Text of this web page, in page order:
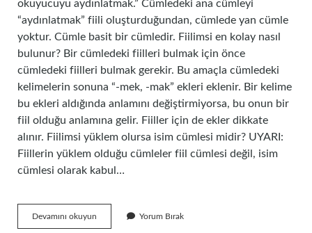
okuyucuyu aydınlatmak.” Cümledeki ana cümleyi
“aydınlatmak” fiili oluşturduğundan, cümlede yan cümle
yoktur. Cümle basit bir cümledir. Fiilimsi en kolay nasıl
bulunur? Bir cümledeki fiilleri bulmak için önce
cümledeki fiilleri bulmak gerekir. Bu amaçla cümledeki
kelimelerin sonuna “-mek, -mak” ekleri eklenir. Bir kelime
bu ekleri aldığında anlamını değiştirmiyorsa, bu onun bir
fiil olduğu anlamına gelir. Fiiller için de ekler dikkate
alınır. Fiilimsi yüklem olursa isim cümlesi midir? UYARI:
Fiillerin yüklem olduğu cümleler fiil cümlesi değil, isim
cümlesi olarak kabul…
Devamını okuyun
Nasıl
Yorum Bırak